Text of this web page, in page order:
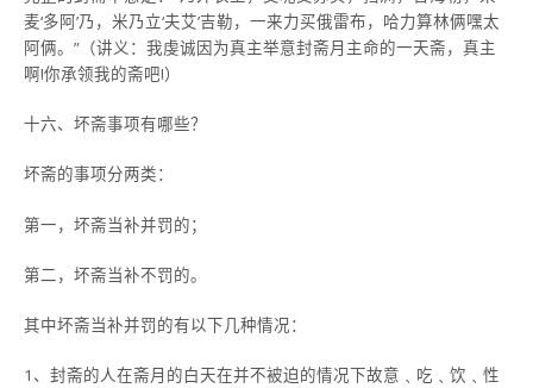
麦‘多阿’乃，米乃立‘夫艾’吉勒，一来力买俄雷布，哈力算林俩嘿太
阿俩。”（讲义：我虔诚因为真主举意封斋月主命的一天斋，真主
啊!你承领我的斋吧!）
十六、坏斋事项有哪些？
坏斋的事项分两类：
第一，坏斋当补并罚的；
第二，坏斋当补不罚的。
其中坏斋当补并罚的有以下几种情况：
1、封斋的人在斋月的白天在并不被迫的情况下故意﹑吃﹑饮﹑性